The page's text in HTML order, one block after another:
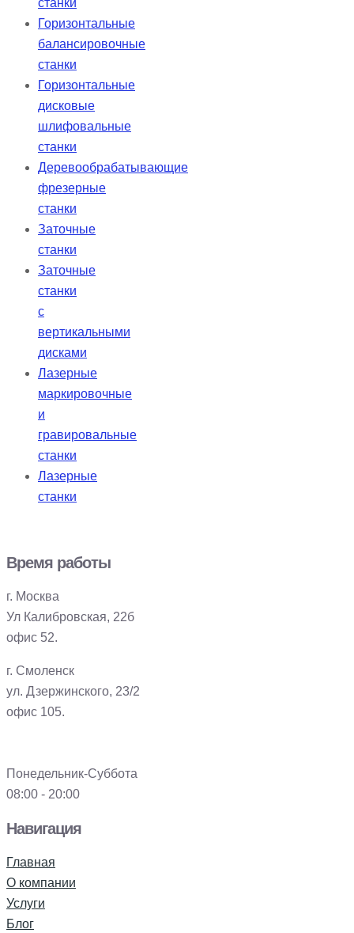
станки
Горизонтальные
балансировочные
станки
Горизонтальные
дисковые
шлифовальные
станки
Деревообрабатывающие
фрезерные
станки
Заточные
станки
Заточные
станки
с
вертикальными
дисками
Лазерные
маркировочные
и
гравировальные
станки
Лазерные
станки
Время работы
г. Москва
Ул Калибровская, 22б
офис 52.
г. Смоленск
ул. Дзержинского, 23/2
офис 105.
Понедельник-Суббота
08:00 - 20:00
Навигация
Главная
О компании
Услуги
Блог